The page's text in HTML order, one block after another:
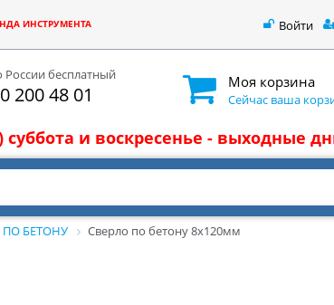
ИНСТРУМЕНТА Войти
России бесплатный
200 48 01
Моя корзина
Сейчас ваша
и воскресенье - выходные
ПО БЕТОНУ Сверло по бетону 8x120мм